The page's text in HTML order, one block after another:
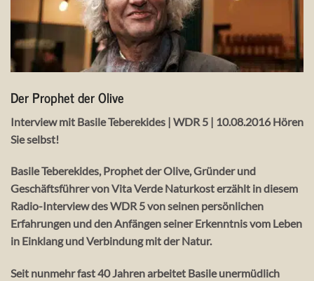
Der Prophet der Olive
Interview mit Basile Teberekides | WDR 5 | 10.08.2016 Hören
Sie selbst!
Basile Teberekides, Prophet der Olive, Gründer und
Geschäftsführer von Vita Verde Naturkost erzählt in diesem
Radio-Interview des WDR 5 von seinen persönlichen
Erfahrungen und den Anfängen seiner Erkenntnis vom Leben
in Einklang und Verbindung mit der Natur.
Seit nunmehr fast 40 Jahren arbeitet Basile unermüdlich